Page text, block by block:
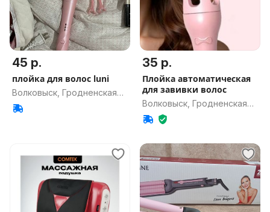
45 р.
плойка для волос luni
Волковыск, Гродненская
обл.
35 р.
Плойка автоматическая
для завивки волос
Волковыск, Гродненская
обл.